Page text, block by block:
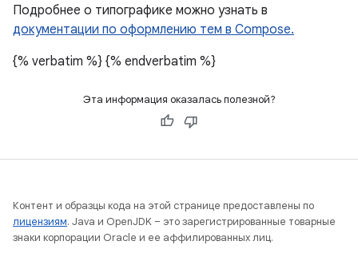
Подробнее о типографике можно узнать в
документации по оформлению тем в Compose.
{% verbatim %} {% endverbatim %}
Эта информация оказалась полезной?
Контент и образцы кода на этой странице предоставлены по
лицензиям. Java и OpenJDK – это зарегистрированные товарные
знаки корпорации Oracle и ее аффилированных лиц.